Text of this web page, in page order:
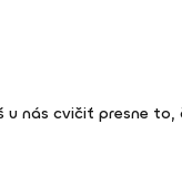
u nás cvičiť presne